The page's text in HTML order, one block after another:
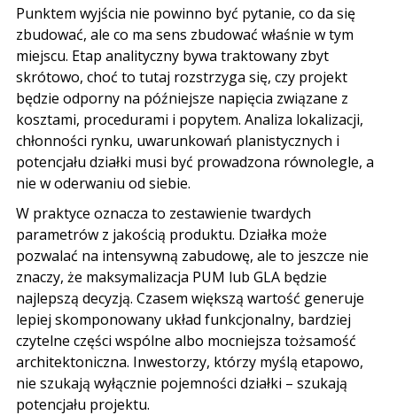
Punktem wyjścia nie powinno być pytanie, co da się
zbudować, ale co ma sens zbudować właśnie w tym
miejscu. Etap analityczny bywa traktowany zbyt
skrótowo, choć to tutaj rozstrzyga się, czy projekt
będzie odporny na późniejsze napięcia związane z
kosztami, procedurami i popytem. Analiza lokalizacji,
chłonności rynku, uwarunkowań planistycznych i
potencjału działki musi być prowadzona równolegle, a
nie w oderwaniu od siebie.
W praktyce oznacza to zestawienie twardych
parametrów z jakością produktu. Działka może
pozwalać na intensywną zabudowę, ale to jeszcze nie
znaczy, że maksymalizacja PUM lub GLA będzie
najlepszą decyzją. Czasem większą wartość generuje
lepiej skomponowany układ funkcjonalny, bardziej
czytelne części wspólne albo mocniejsza tożsamość
architektoniczna. Inwestorzy, którzy myślą etapowo,
nie szukają wyłącznie pojemności działki – szukają
potencjału projektu.